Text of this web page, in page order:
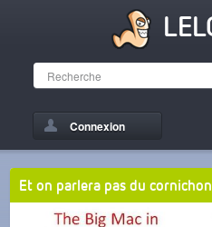
Connexion
Et on parlera pas du cornichon